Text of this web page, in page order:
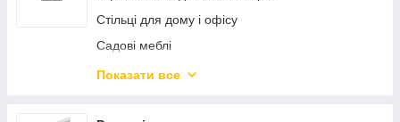
Стільці для дому і офісу
Садові меблі
Дитяча кімната
Показати все